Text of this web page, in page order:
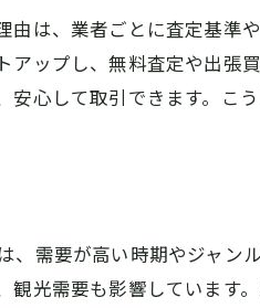
項
ト
力
は、業者ごとに査定基準
ップし、無料査定や出張
心して取引できます。こ
需要が高い時期やジャン
光需要も影響しています